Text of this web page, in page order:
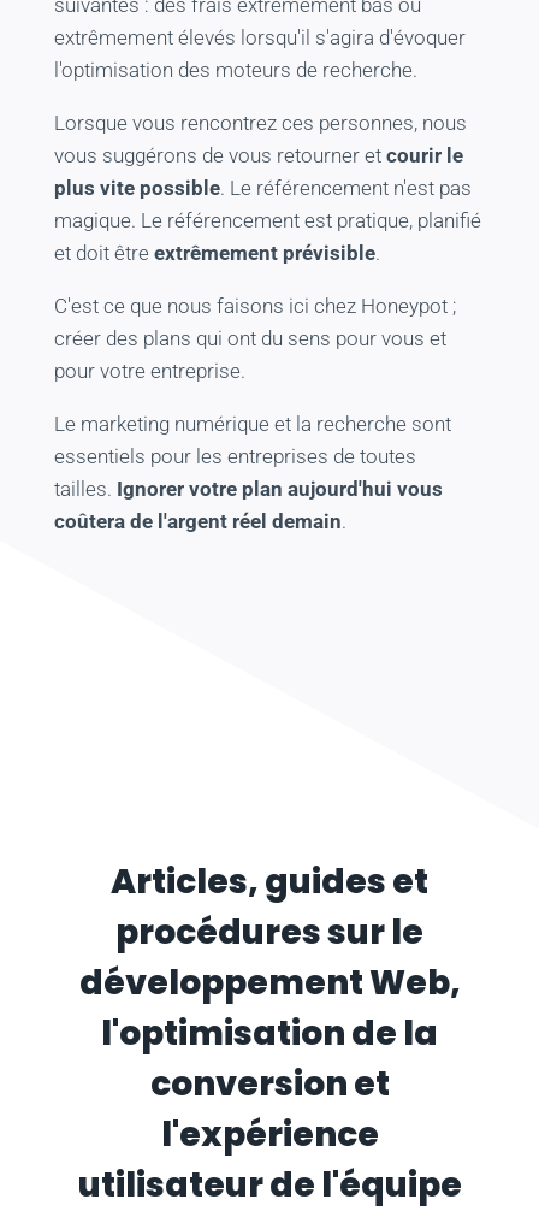
extrêmement élevés lorsqu'il s'agira d'évoquer
l'optimisation des moteurs de recherche.
Lorsque vous rencontrez ces personnes, nous
vous suggérons de vous retourner et courir le
plus vite possible. Le référencement n'est pas
magique. Le référencement est pratique, planifié
et doit être extrêmement prévisible.
C'est ce que nous faisons ici chez Honeypot ;
créer des plans qui ont du sens pour vous et
pour votre entreprise.
Le marketing numérique et la recherche sont
essentiels pour les entreprises de toutes
tailles. Ignorer votre plan aujourd'hui vous
coûtera de l'argent réel demain.
Articles, guides et
procédures sur le
développement Web,
l'optimisation de la
conversion et
l'expérience
utilisateur de l'équipe